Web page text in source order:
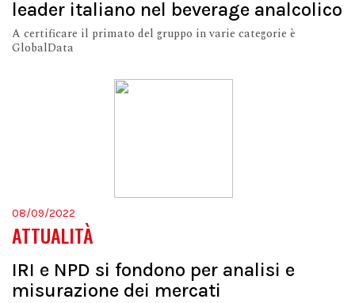
leader italiano nel beverage analcolico
A certificare il primato del gruppo in varie categorie è
GlobalData
08/09/2022
ATTUALITÀ
IRI e NPD si fondono per analisi e
misurazione dei mercati